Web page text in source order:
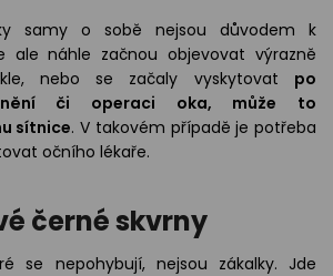
samy o sobě nejsou důvodem k
ale náhle začnou objevovat výrazně
nebo se začaly vyskytovat po
či operaci oka, může to
sítnice. V takovém případě je potřeba
očního lékaře.
černé skvrny
se nepohybují, nejsou zákalky. Jde